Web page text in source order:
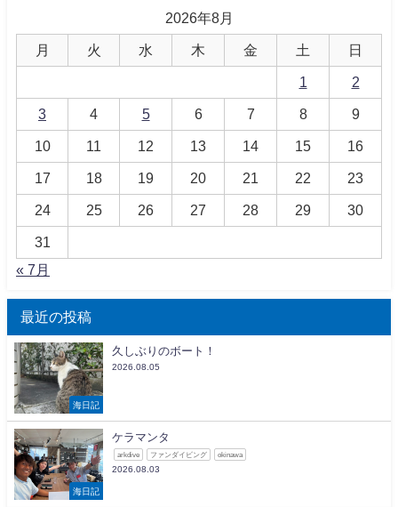
2026年8月
月 火 水 木 金 土 日
1 2
3 4 5 6 7 8 9
10 11 12 13 14 15 16
17 18 19 20 21 22 23
24 25 26 27 28 29 30
31
« 7月
最近の投稿
海日記
久しぶりのボート！
2026.08.05
海日記
ケラマンタ
arkdive ファンダイビング okinawa
2026.08.03